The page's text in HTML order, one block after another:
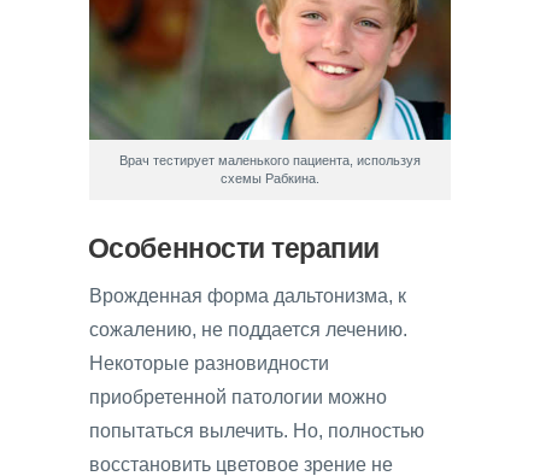
Врач тестирует маленького пациента, используя
схемы Рабкина.
Особенности терапии
Врожденная форма дальтонизма, к
сожалению, не поддается лечению.
Некоторые разновидности
приобретенной патологии можно
попытаться вылечить. Но, полностью
восстановить цветовое зрение не